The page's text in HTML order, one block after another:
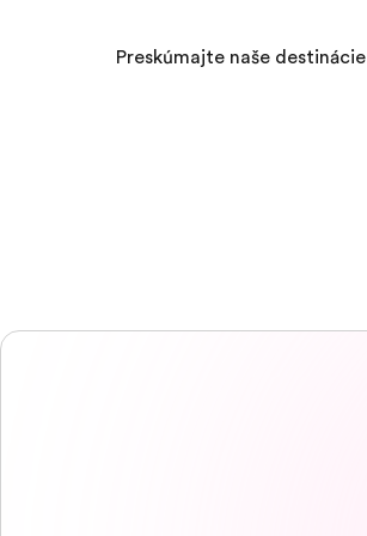
Preskúmajte naše destinácie